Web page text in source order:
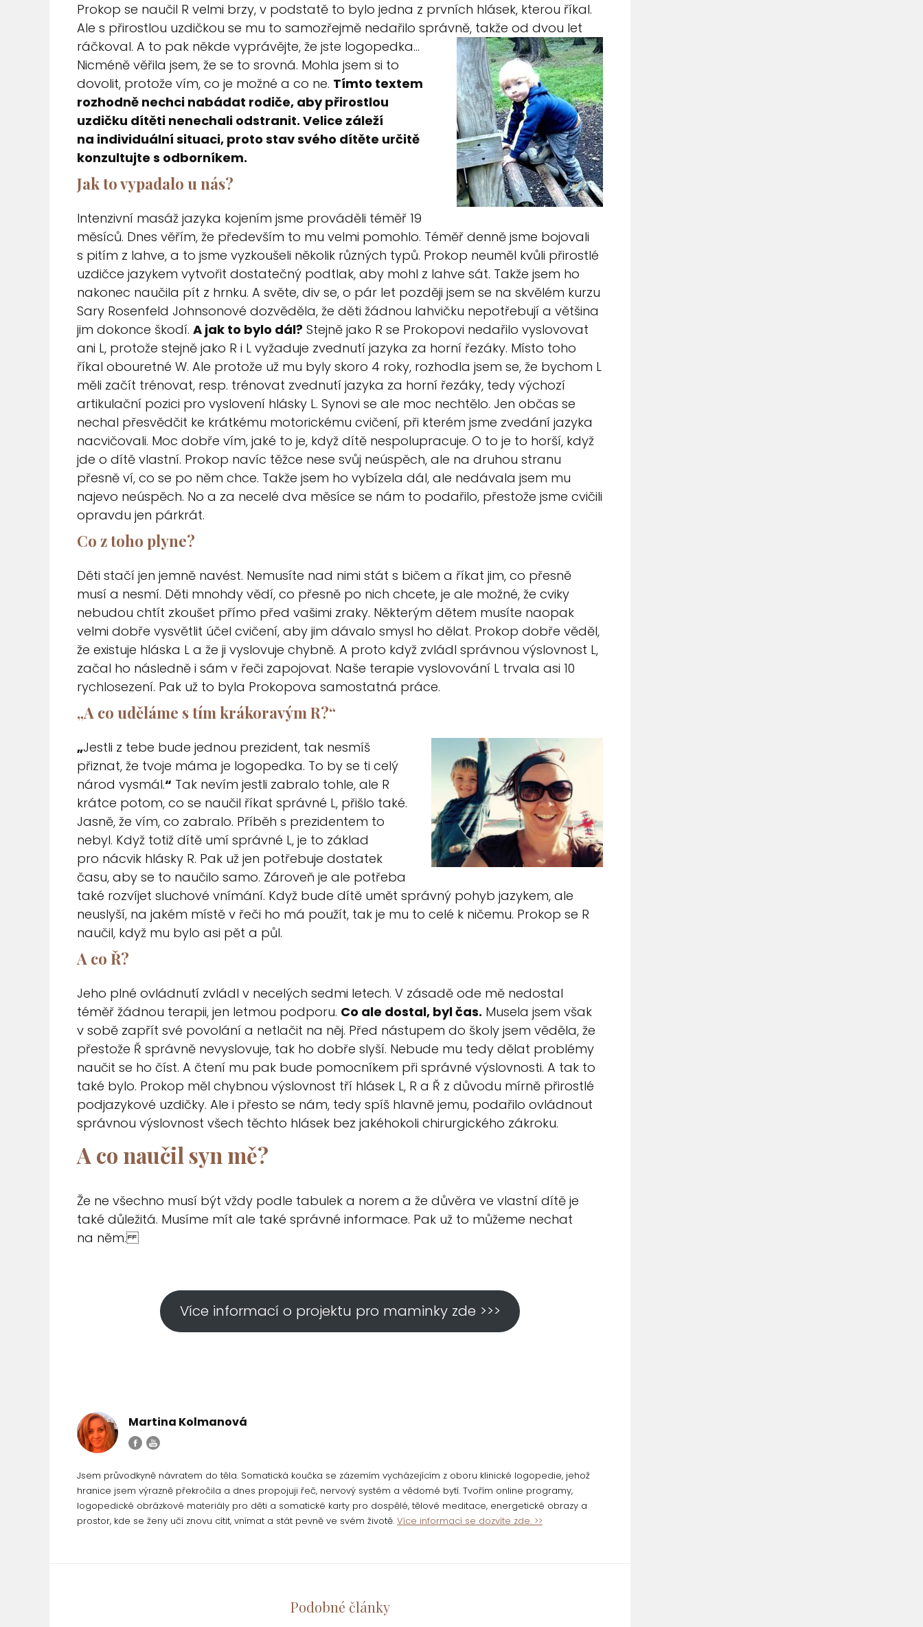
Prokop se naučil R velmi brzy, v podstatě to bylo jedna z prvních hlásek, kterou říkal.
Ale s přirostlou uzdičkou se mu to samozřejmě nedařilo správně, takže od dvou let
ráčkoval. A to pak někde vyprávějte, že jste logopedka…
Nicméně věřila jsem, že se to srovná. Mohla jsem si to
dovolit, protože vím, co je možné a co ne. Tímto textem
rozhodně nechci nabádat rodiče, aby přirostlou
uzdičku dítěti nenechali odstranit. Velice záleží
na individuální situaci, proto stav svého dítěte určitě
konzultujte s odborníkem.
Jak to vypadalo u nás?
Intenzivní masáž jazyka kojením jsme prováděli téměř 19
měsíců. Dnes věřím, že především to mu velmi pomohlo. Téměř denně jsme bojovali
s pitím z lahve, a to jsme vyzkoušeli několik různých typů. Prokop neuměl kvůli přirostlé
uzdičce jazykem vytvořit dostatečný podtlak, aby mohl z lahve sát. Takže jsem ho
nakonec naučila pít z hrnku. A světe, div se, o pár let později jsem se na skvělém kurzu
Sary Rosenfeld Johnsonové dozvěděla, že děti žádnou lahvičku nepotřebují a většina
jim dokonce škodí. A jak to bylo dál? Stejně jako R se Prokopovi nedařilo vyslovovat
ani L, protože stejně jako R i L vyžaduje zvednutí jazyka za horní řezáky. Místo toho
říkal obouretné W. Ale protože už mu byly skoro 4 roky, rozhodla jsem se, že bychom L
měli začít trénovat, resp. trénovat zvednutí jazyka za horní řezáky, tedy výchozí
artikulační pozici pro vyslovení hlásky L. Synovi se ale moc nechtělo. Jen občas se
nechal přesvědčit ke krátkému motorickému cvičení, při kterém jsme zvedání jazyka
nacvičovali. Moc dobře vím, jaké to je, když dítě nespolupracuje. O to je to horší, když
jde o dítě vlastní. Prokop navíc těžce nese svůj neúspěch, ale na druhou stranu
přesně ví, co se po něm chce. Takže jsem ho vybízela dál, ale nedávala jsem mu
najevo neúspěch. No a za necelé dva měsíce se nám to podařilo, přestože jsme cvičili
opravdu jen párkrát.
Co z toho plyne?
Děti stačí jen jemně navést. Nemusíte nad nimi stát s bičem a říkat jim, co přesně
musí a nesmí. Děti mnohdy vědí, co přesně po nich chcete, je ale možné, že cviky
nebudou chtít zkoušet přímo před vašimi zraky. Některým dětem musíte naopak
velmi dobře vysvětlit účel cvičení, aby jim dávalo smysl ho dělat. Prokop dobře věděl,
že existuje hláska L a že ji vyslovuje chybně. A proto když zvládl správnou výslovnost L,
začal ho následně i sám v řeči zapojovat. Naše terapie vyslovování L trvala asi 10
rychlosezení. Pak už to byla Prokopova samostatná práce.
„A co uděláme s tím krákoravým R?“
„Jestli z tebe bude jednou prezident, tak nesmíš
přiznat, že tvoje máma je logopedka. To by se ti celý
národ vysmál.“ Tak nevím jestli zabralo tohle, ale R
krátce potom, co se naučil říkat správné L, přišlo také.
Jasně, že vím, co zabralo. Příběh s prezidentem to
nebyl. Když totiž dítě umí správné L, je to základ
pro nácvik hlásky R. Pak už jen potřebuje dostatek
času, aby se to naučilo samo. Zároveň je ale potřeba
také rozvíjet sluchové vnímání. Když bude dítě umět správný pohyb jazykem, ale
neuslyší, na jakém místě v řeči ho má použít, tak je mu to celé k ničemu. Prokop se R
naučil, když mu bylo asi pět a půl.
A co Ř?
Jeho plné ovládnutí zvládl v necelých sedmi letech. V zásadě ode mě nedostal
téměř žádnou terapii, jen letmou podporu. Co ale dostal, byl čas. Musela jsem však
v sobě zapřít své povolání a netlačit na něj. Před nástupem do školy jsem věděla, že
přestože Ř správně nevyslovuje, tak ho dobře slyší. Nebude mu tedy dělat problémy
naučit se ho číst. A čtení mu pak bude pomocníkem při správné výslovnosti. A tak to
také bylo. Prokop měl chybnou výslovnost tří hlásek L, R a Ř z důvodu mírně přirostlé
podjazykové uzdičky. Ale i přesto se nám, tedy spíš hlavně jemu, podařilo ovládnout
správnou výslovnost všech těchto hlásek bez jakéhokoli chirurgického zákroku.
A co naučil syn mě?
Že ne všechno musí být vždy podle tabulek a norem a že důvěra ve vlastní dítě je
také důležitá. Musíme mít ale také správné informace. Pak už to můžeme nechat
na něm.
Více informací o projektu pro maminky zde >>>
Martina Kolmanová
Jsem průvodkyně návratem do těla. Somatická koučka se zázemím vycházejícím z oboru klinické logopedie, jehož
hranice jsem výrazně překročila a dnes propojuji řeč, nervový systém a vědomé bytí. Tvořím online programy,
logopedické obrázkové materiály pro děti a somatické karty pro dospělé, tělové meditace, energetické obrazy a
prostor, kde se ženy učí znovu cítit, vnímat a stát pevně ve svém životě. Více informací se dozvíte zde. >>
Podobné články